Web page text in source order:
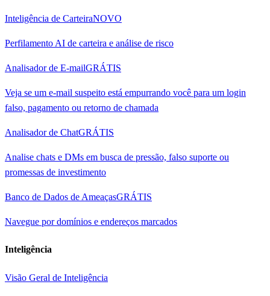
Inteligência de CarteiraNOVO
Perfilamento AI de carteira e análise de risco
Analisador de E-mailGRÁTIS
Veja se um e-mail suspeito está empurrando você para um login
falso, pagamento ou retorno de chamada
Analisador de ChatGRÁTIS
Analise chats e DMs em busca de pressão, falso suporte ou
promessas de investimento
Banco de Dados de AmeaçasGRÁTIS
Navegue por domínios e endereços marcados
Inteligência
Visão Geral de Inteligência